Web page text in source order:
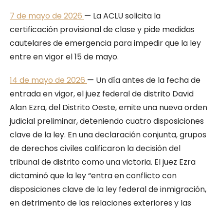
7 de mayo de 2026 — La ACLU solicita la
certificación provisional de clase y pide medidas
cautelares de emergencia para impedir que la ley
entre en vigor el 15 de mayo.
14 de mayo de 2026 — Un día antes de la fecha de
entrada en vigor, el juez federal de distrito David
Alan Ezra, del Distrito Oeste, emite una nueva orden
judicial preliminar, deteniendo cuatro disposiciones
clave de la ley. En una declaración conjunta, grupos
de derechos civiles calificaron la decisión del
tribunal de distrito como una victoria. El juez Ezra
dictaminó que la ley “entra en conflicto con
disposiciones clave de la ley federal de inmigración,
en detrimento de las relaciones exteriores y las